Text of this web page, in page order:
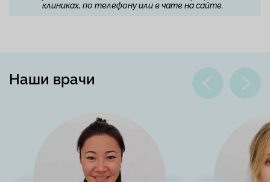
клиниках, по телефону или в чате на сайте.
Наши врачи